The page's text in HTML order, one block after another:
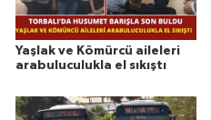
Yaşlak ve Kömürcü aileleri
arabuluculukla el sıkıştı